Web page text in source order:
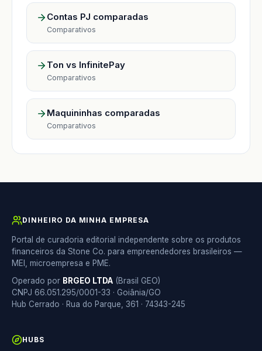
Contas PJ comparadas
Comparativos
Ton vs InfinitePay
Comparativos
Maquininhas comparadas
Comparativos
DINHEIRO DA MINHA EMPRESA
Portal de curadoria editorial independente sobre os produtos
financeiros da Stone Co. para empreendedores brasileiros —
MEI, microempresa e PME.
Operado por BRGEO LTDA (Brasil GEO)
CNPJ 66.051.295/0001-33 · Goiânia/GO
Hub Cerrado · Rua do Parque, 361 · 74343-245
HUBS